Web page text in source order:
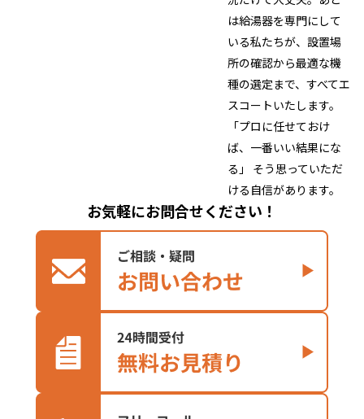
は給湯器を専門にして
いる私たちが、設置場
所の確認から最適な機
種の選定まで、すべてエ
スコートいたします。
「プロに任せておけ
ば、一番いい結果にな
る」 そう思っていただ
ける自信があります。
お気軽にお問合せください！